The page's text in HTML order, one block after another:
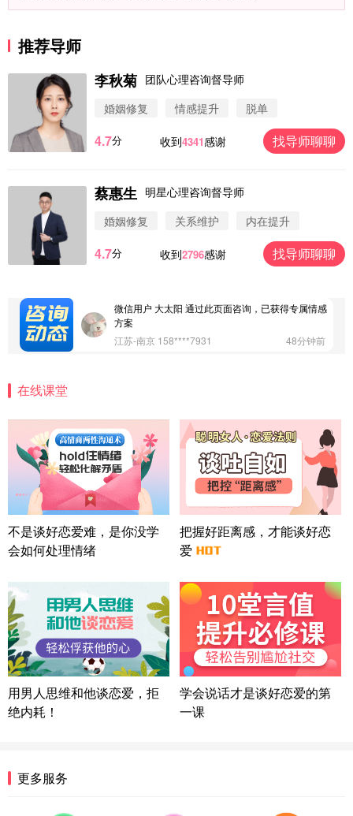
推荐导师
李秋菊 团队心理咨询督导师
婚姻修复
情感提升 脱单
4.7分 收到4341感谢 找导师聊聊
蔡惠生 明星心理咨询督导师
婚姻修复
关系维护 内在提升
4.7分 收到2796感谢 找导师聊聊
微信用户 圆圈 通过此页面咨询，已获得专属情感方
案
微信用户 Vnno 通过此页面咨询，已获得专属情感方
微信用户 大太阳 通过此页面咨询，已获得专属情感
方案
江苏-南京 158****7931
48分钟前
情感方案
北京-朝阳 151****3189
22分钟前
微信用户 巧?媚儿 通过此页面咨询，已获得专属情感
方案
上海-浦东 177****9074
56分钟前
微信用户 Liberty 通过此页面咨询，已获得专属情感
方案
广东-广州 188****5632
湖北-武汉 135****7410
41分钟前
微信用户 困困魚? 通过此页面咨询，已获得专属情感
方案
陕西-西安 139****6283
3分钟前
情感方案
浙江-宁波 150****8921
在线课堂
不是谈好恋爱难，是你没学
会如何处理情绪
把握好距离感，才能谈好恋
爱
用男人思维和他谈恋爱，拒
绝内耗！
学会说话才是谈好恋爱的第
一课
更多服务